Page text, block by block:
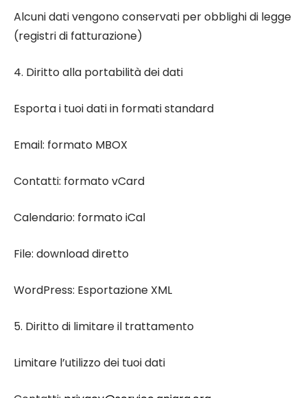
Alcuni dati vengono conservati per obblighi di legge
(registri di fatturazione)
4. Diritto alla portabilità dei dati
Esporta i tuoi dati in formati standard
Email: formato MBOX
Contatti: formato vCard
Calendario: formato iCal
File: download diretto
WordPress: Esportazione XML
5. Diritto di limitare il trattamento
Limitare l’utilizzo dei tuoi dati